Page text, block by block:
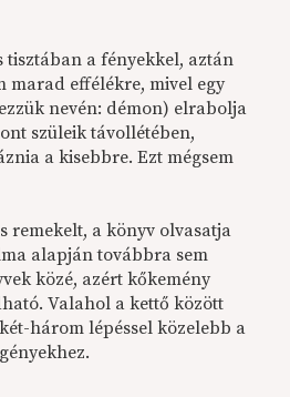
a fényekkel, aztán
marad effélékre, mivel egy
nevén: démon) elrabolja
szüleik távollétében,
a kisebbre. Ezt mégsem
remekelt, a könyv olvasatja
alapján továbbra sem
közé, azért kőkemény
Valahol a kettő között
három lépéssel közelebb a